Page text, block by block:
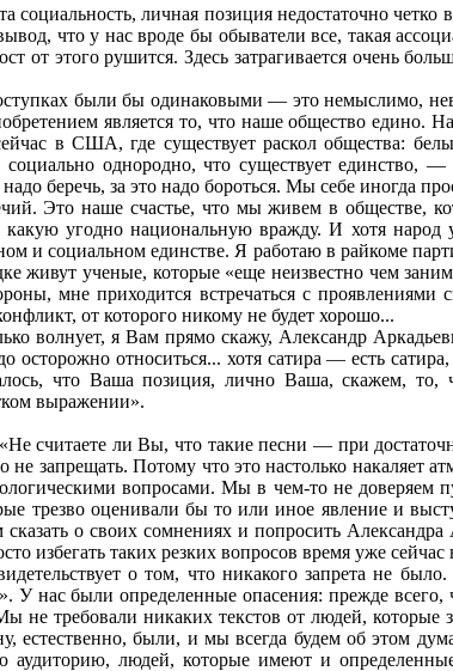
социальность, личная позиция недостаточно
что у нас вроде бы обыватели все, такая
этого рушится. Здесь затрагивается очень
были бы одинаковыми — это немыслимо,
является то, что наше общество едино.
в США, где существует раскол общества:
однородно, что существует единство, —
беречь, за это надо бороться. Мы себе иногда
Это наше счастье, что мы живем в обществе,
угодно национальную вражду. И хотя народ
и социальном единстве. Я работаю в райкоме
живут ученые, которые «еще неизвестно чем
мне приходится встречаться с проявлениями
от которого никому не будет хорошо...
волнует, я Вам прямо скажу, Александр
относиться... хотя сатира — есть
что Ваша позиция, лично Ваша, скажем, то,
выражении».
считаете ли Вы, что такие песни — при
запрещать. Потому что это настолько накаляет
вопросами. Мы в чем-то не доверяем
трезво оценивали бы то или иное явление и
о своих сомнениях и попросить Александра
избегать таких резких вопросов время уже сейчас
о том, что никакого запрета не
У нас были определенные опасения: прежде всего,
не требовали никаких текстов от людей, которые
естественно, были, и мы всегда будем об этом
аудиторию, людей, которые имеют и